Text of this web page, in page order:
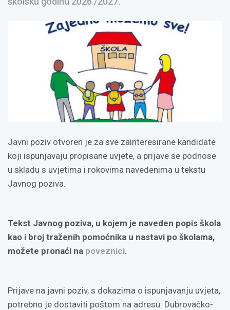
Javni poziv otvoren je za sve zainteresirane kandidate
koji ispunjavaju propisane uvjete, a prijave se podnose
u skladu s uvjetima i rokovima navedenima u tekstu
Javnog poziva.
Tekst Javnog poziva, u kojem je naveden popis škola
kao i broj traženih pomoćnika u nastavi po školama,
možete pronaći na poveznici.
Prijave na javni poziv, s dokazima o ispunjavanju uvjeta,
potrebno je dostaviti poštom na adresu: Dubrovačko-